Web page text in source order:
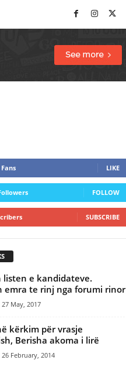
Fans LIKE
FOLLOW
SUBSCRIBE
listen e kandidateve.
emra te rinj nga forumi rinor
27 May, 2017
kërkim për vrasje
Berisha akoma i lirë
26 February, 2014